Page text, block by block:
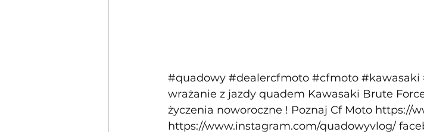
#quadowy #dealercfmoto #cfmoto #kawasaki
wrażanie z jazdy quadem Kawasaki Brute
życzenia noworoczne ! Poznaj Cf Moto https://
https://www.instagram.com/quadowyvlog/